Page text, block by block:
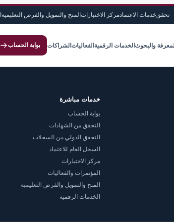
تحققخدمات الاعتمادمركز الاختبارات المنح والتمويل والفرص التعليمية
المعرفة والبحوث الخدمات الرقمية الفعاليات الشراكات بوابة الحساب
خدمات مباشرة
بوابة الحساب
التحقق من الشهادات
التحقق الدولي من السجلات
السجل العام للاعتماد
مركز الاختبارات
المؤتمرات والفعاليات
المنح والتمويل والفرص التعليمية
الخدمات الرقمية